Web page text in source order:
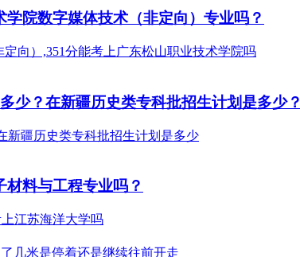
院数字媒体技术（非定向）专业吗？
少？在新疆历史类专科批招生计划是多少？
料与工程专业吗？
几米是停着还是继续往前开走